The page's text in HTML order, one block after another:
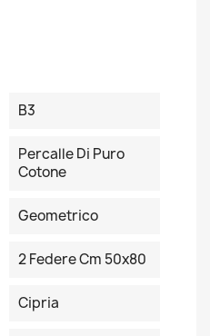
B3
Percalle Di Puro
Cotone
Geometrico
2 Federe Cm 50x80
Cipria